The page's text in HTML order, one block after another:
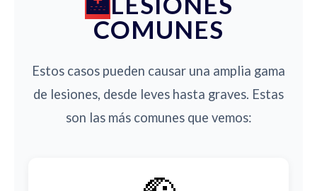
COMUNES
Estos casos pueden causar una amplia gama
de lesiones, desde leves hasta graves. Estas
son las más comunes que vemos: